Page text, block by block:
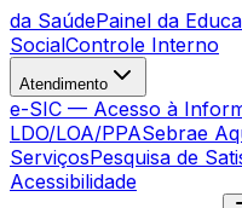
da SaúdePainel da
SocialControle Interno
Atendimento
e-SIC — Acesso à
LDO/LOA/PPASebrae
ServiçosPesquisa de
Acessibilidade